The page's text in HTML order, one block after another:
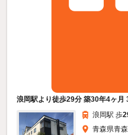
浪岡駅より徒歩29分 築30年4ヶ月
浪岡駅 歩
青森県青